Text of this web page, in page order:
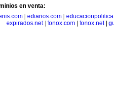
en venta:
ediarios.com
expirados.net| fonox.com fonox.net|